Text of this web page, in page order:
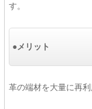
す。
●メリット
革の端材を大量に再